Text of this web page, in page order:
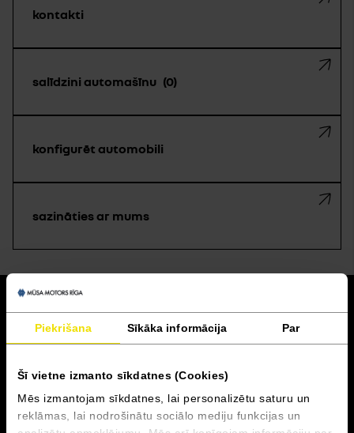
Piekrišana Sīkāka informācija Par
Šī vietne izmanto sīkdatnes (Cookies)
Mēs izmantojam sīkdatnes, lai personalizētu saturu un
reklāmas, lai nodrošinātu sociālo mediju funkcijas un
kontakti
salīdzini automašīnu 0
konfigurēt automobili
sazināties ar mums
Serviss